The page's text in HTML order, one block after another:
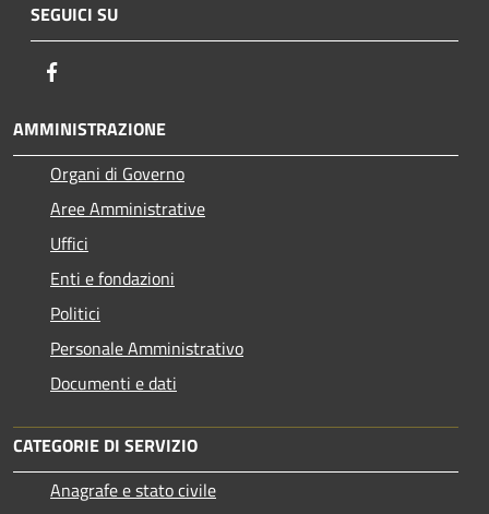
SEGUICI SU
AMMINISTRAZIONE
Organi di Governo
Aree Amministrative
Uffici
Enti e fondazioni
Politici
Personale Amministrativo
Documenti e dati
CATEGORIE DI SERVIZIO
Anagrafe e stato civile